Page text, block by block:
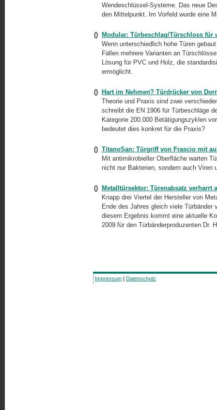
Wendeschlüssel-Systeme. Das neue
den Mittelpunkt. Im Vorfeld wurde eine
()
Modular: Türbeschlag/Türschloss für
Wenn unterschiedlich hohe Türen
Fällen mehrere Varianten an
Lösung für PVC und Holz, die
ermöglicht.
()
Hart im Nehmen? Türdrücker von
Theorie und Praxis sind zwei
schreibt die EN 1906 für Türbeschläge
Kategorie 200.000 Betätigungszyklen
bedeutet dies konkret für die Praxis?
() TitanoSan: Türgriff von Frascio mit
Mit antimikrobieller Oberfläche warten
nicht nur Bakterien, sondern auch Viren
()
Metalltürsektor: Türenabsatz verharrt
Knapp drei Viertel der Hersteller von
Ende des Jahres gleich viele Türbänder
diesem Ergebnis kommt eine aktuelle
2009 für den Türbänderproduzenten Dr.
Impressum | Datenschutz